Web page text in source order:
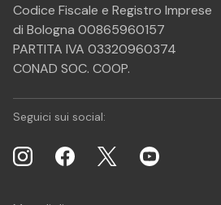
Codice Fiscale e Registro Imprese
di Bologna 00865960157
PARTITA IVA 03320960374
CONAD SOC. COOP.
Seguici sui social: